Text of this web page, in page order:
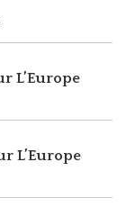
L’Europe
L’Europe